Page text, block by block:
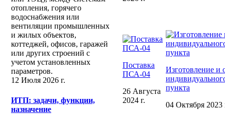
отопления, горячего
водоснабжения или
вентиляции промышленных
и жилых объектов,
коттеджей, офисов, гаражей
или других строений с
учетом установленных
параметров.
12 Июля 2026 г.
ИТП: задачи, функции,
назначение
Поставка
ПСА-04
26 Августа
2024 г.
Изготовление и
пункта
04 Октября 2023